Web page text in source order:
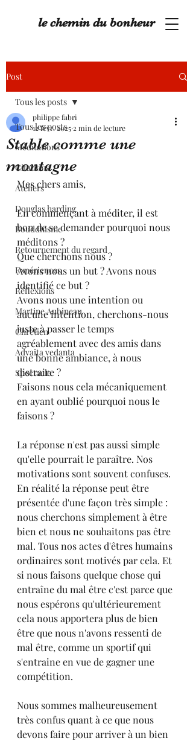
le chemin du bonheur
Post
Tous les posts
Méditations
Citations
Ateliers
Douglas harding
Bouddhisme
Retournement du regard
Expériences
Réflexions
Martine Aubineau
Chrétien
Advaita vedanta
Spectacle
Tous les posts
Stable comme une
montagne
philippe fabri
12 févr. 2025 2 min de lecture
Mes chers amis,
En commençant à méditer, il est
bon de se demander pourquoi nous
méditons ?
Que cherchons nous ?
Avons nous un but ? Avons nous
identifié ce but ?
Avons nous une intention ou
aucune intention, cherchons-nous
juste à passer le temps
agréablement avec des amis dans
une bonne ambiance, à nous
distraire ?
Faisons nous cela mécaniquement
en ayant oublié pourquoi nous le
faisons ?
La réponse n'est pas aussi simple
qu'elle pourrait le paraître. Nos
motivations sont souvent confuses.
En réalité la réponse peut être
présentée d'une façon très simple :
nous cherchons simplement à être
bien et nous ne souhaitons pas être
mal. Tous nos actes d'êtres humains
ordinaires sont motivés par cela. Et
si nous faisons quelque chose qui
entraîne du mal être c'est parce que
nous espérons qu'ultérieurement
cela nous apportera plus de bien
être que nous n'avons ressenti de
mal être, comme un sportif qui
s'entraine en vue de gagner une
compétition.
Nous sommes malheureusement
très confus quant à ce que nous
devons faire pour arriver à un bien